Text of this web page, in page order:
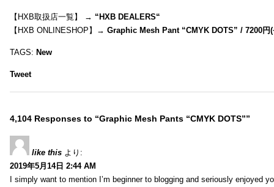
【HXB取扱店一覧】 → “HXB DEALERS“
【HXB ONLINESHOP】→ Graphic Mesh Pant “CMYK DOTS” / 7200円
TAGS: New
Tweet
4,104 Responses to “Graphic Mesh Pants “CMYK DOTS””
like this より:
2019年5月14日 2:44 AM
I simply want to mention I’m beginner to blogging and seriously enjoyed